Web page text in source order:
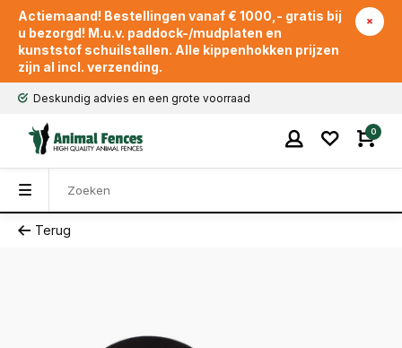
Actiemaand! Bestellingen vanaf € 1000,- gratis bij
u bezorgd! M.u.v. paddock-/mudplaten en
kunststof schuilstallen. Alle kippenhokken prijzen
zijn al incl. verzending.
Deskundig advies en een grote voorraad
0
Terug